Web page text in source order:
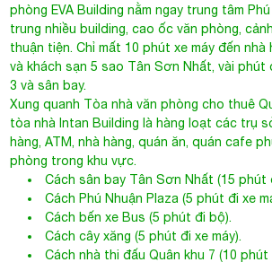
phòng EVA Building nằm ngay trung tâm
trung nhiều building, cao ốc văn phòng,
thuận tiện. Chỉ mất 10 phút xe máy đến nhà
và khách sạn 5 sao Tân Sơn Nhất, vài phút
3 và sân bay.
Xung quanh Tòa nhà văn phòng cho thuê
tòa nhà Intan Building là hàng loạt các trụ
hàng, ATM, nhà hàng, quán ăn, quán cafe
phòng trong khu vực.
Cách sân bay Tân Sơn Nhất (15 phút
Cách Phú Nhuận Plaza (5 phút đi xe
Cách bến xe Bus (5 phút đi bộ).
Cách cây xăng (5 phút đi xe máy).
Cách nhà thi đấu Quân khu 7 (10 phút